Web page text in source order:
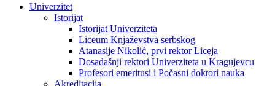
Univerzitet
Istorijat
Istorijat Univerziteta
Liceum Knjaževstva serbskog
Atanasije Nikolić, prvi rektor Liceja
Dosadašnji rektori Univerziteta u Kragujevcu
Profesori emeritusi i Počasni doktori nauka
Akreditacija